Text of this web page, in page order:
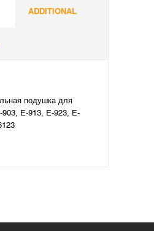
ADDITIONAL
подушка для
903, E-913, E-923, E-